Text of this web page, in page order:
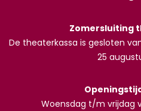
Zomersluiting
De theaterkassa is gesloten
25
Woensdag t/m vrijdag